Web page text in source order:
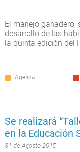
El manejo ganadero,
desarrollo de las
la quinta edición del
Agenda
Se realizará
en la Educación
31 de Agosto 2015